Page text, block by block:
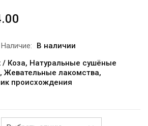
€12.50
–
€24.00
Наличие:
В наличии
/ Коза, Натуральные сушёные
, Жевательные лакомства,
происхождения